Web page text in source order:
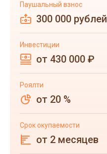
Паушальный взнос
300 000 рублей
Инвестиции
от 430 000 ₽
Роялти
от 20 %
Срок окупаемости
от 2 месяцев